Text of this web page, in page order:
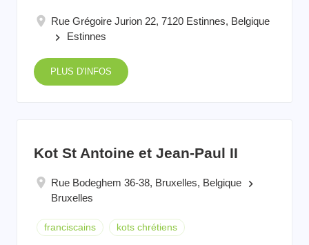
Rue Grégoire Jurion 22, 7120 Estinnes, Belgique
keyboard_arrow_right Estinnes
PLUS D'INFOS
Kot St Antoine et Jean-Paul II
Rue Bodeghem 36-38, Bruxelles, Belgique keyboard_arrow_right
Bruxelles
franciscains kots chrétiens